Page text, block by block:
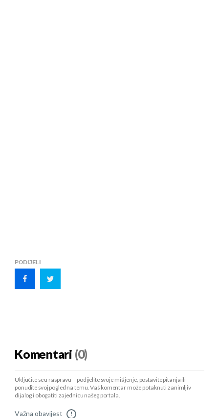
PODIJELI
Komentari (0)
Uključite se u raspravu – podijelite svoje mišljenje, postavite pitanja ili
ponudite svoj pogled na temu. Vaš komentar može potaknuti zanimljiv
dijalog i obogatiti zajednicu našeg portala.
Važna obavijest !